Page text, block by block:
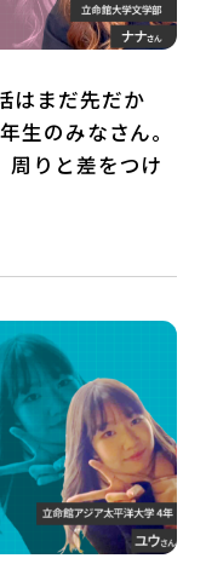
はまだ先だか
のみなさん。
周りと差をつけ